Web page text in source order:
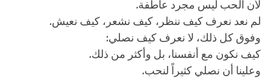
لأن الحب ليس مجرد عاطفة.
لم نعد نعرف كيف ننظر، كيف نشعر، كيف نعيش.
وفوق كل ذلك، لا نعرف كيف نصلي:
كيف نكون مع أنفسنا، بل وأكثر من ذلك.
وعلينا أن نصلي كثيراً لنحب.